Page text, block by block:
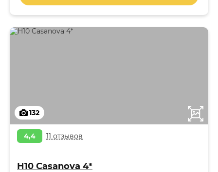
132
4,4 11 отзывов
H10 Casanova 4*